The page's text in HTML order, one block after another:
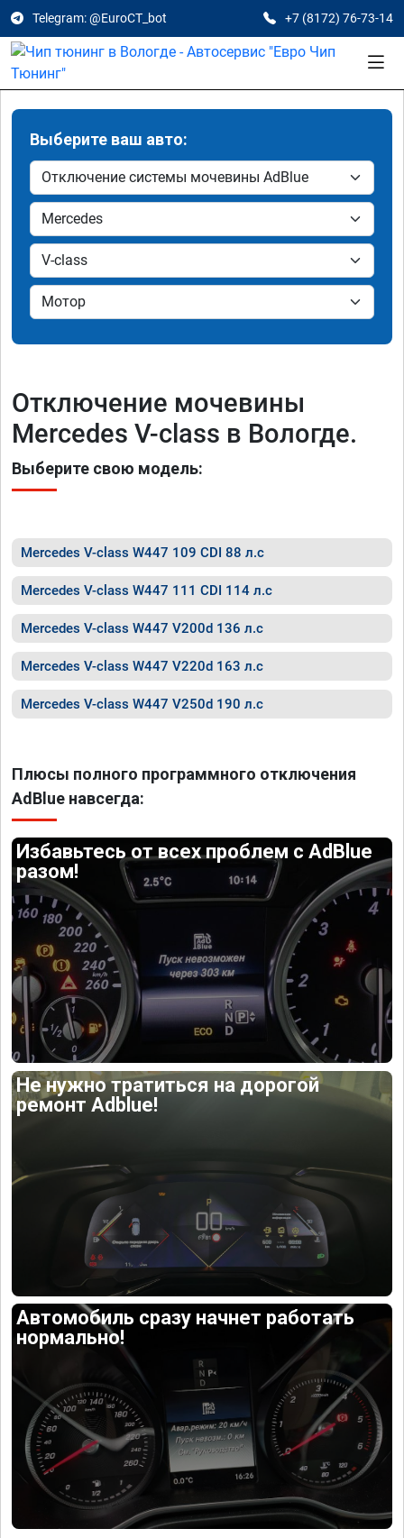
Telegram: @EuroCT_bot +7 (8172) 76-73-14
Выберите ваш авто:
Отключение мочевины
Mercedes V-class в Вологде.
Выберите свою модель:
Mercedes V-class W447 109 CDI 88 л.с
Mercedes V-class W447 111 CDI 114 л.с
Mercedes V-class W447 V200d 136 л.с
Mercedes V-class W447 V220d 163 л.с
Mercedes V-class W447 V250d 190 л.с
Плюсы полного программного отключения
AdBlue навсегда:
Избавьтесь от всех проблем с AdBlue
разом!
Не нужно тратиться на дорогой
ремонт Adblue!
Автомобиль сразу начнет работать
нормально!